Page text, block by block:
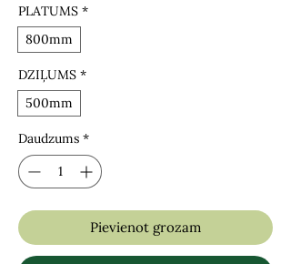
PLATUMS *
800mm
DZIĻUMS *
500mm
Daudzums *
Pievienot grozam